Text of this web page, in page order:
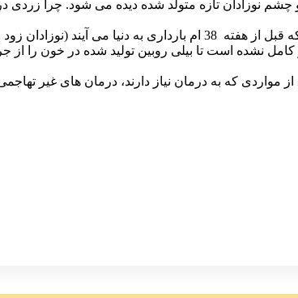
زردی نوزادان شرایط متداولی است، به ویژه در نوزادانی که
کامل نشده است تا بیلی روبین تولید شده در خون را
که به درمان نیاز دارند، درمان های غیر